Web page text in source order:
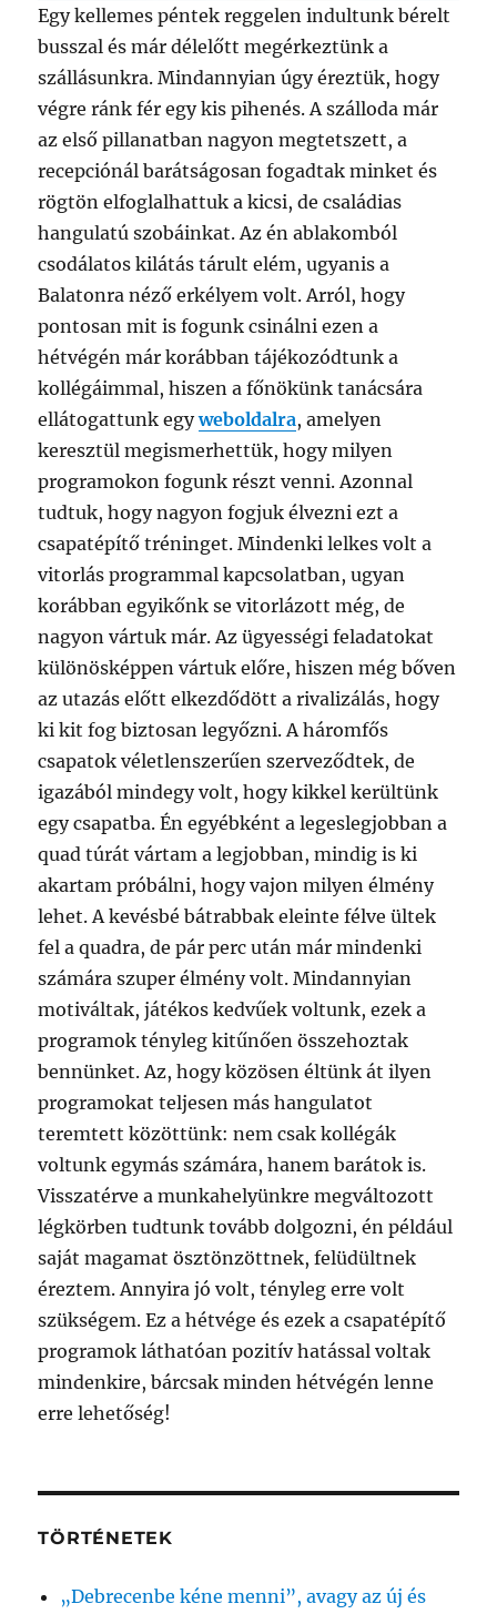
Egy kellemes péntek reggelen indultunk bérelt
busszal és már délelőtt megérkeztünk a
szállásunkra. Mindannyian úgy éreztük, hogy
végre ránk fér egy kis pihenés. A szálloda már
az első pillanatban nagyon megtetszett, a
recepciónál barátságosan fogadtak minket és
rögtön elfoglalhattuk a kicsi, de családias
hangulatú szobáinkat. Az én ablakomból
csodálatos kilátás tárult elém, ugyanis a
Balatonra néző erkélyem volt. Arról, hogy
pontosan mit is fogunk csinálni ezen a
hétvégén már korábban tájékozódtunk a
kollégáimmal, hiszen a főnökünk tanácsára
ellátogattunk egyweboldalra, amelyen
keresztül megismerhettük, hogy milyen
programokon fogunk részt venni. Azonnal
tudtuk, hogy nagyon fogjuk élvezni ezt a
csapatépítő tréninget. Mindenki lelkes volt a
vitorlás programmal kapcsolatban, ugyan
korábban egyikőnk se vitorlázott még, de
nagyon vártuk már. Az ügyességi feladatokat
különösképpen vártuk előre, hiszen még bőven
az utazás előtt elkezdődött a rivalizálás, hogy
ki kit fog biztosan legyőzni. A háromfős
csapatok véletlenszerűen szerveződtek, de
igazából mindegy volt, hogy kikkel kerültünk
egy csapatba. Én egyébként a legeslegjobban a
quad túrát vártam a legjobban, mindig is ki
akartam próbálni, hogy vajon milyen élmény
lehet. A kevésbé bátrabbak eleinte félve ültek
fel a quadra, de pár perc után már mindenki
számára szuper élmény volt. Mindannyian
motiváltak, játékos kedvűek voltunk, ezek a
programok tényleg kitűnően összehoztak
bennünket. Az, hogy közösen éltünk át ilyen
programokat teljesen más hangulatot
teremtett közöttünk: nem csak kollégák
voltunk egymás számára, hanem barátok is.
Visszatérve a munkahelyünkre megváltozott
légkörben tudtunk tovább dolgozni, én például
saját magamat ösztönzöttnek, felüdültnek
éreztem. Annyira jó volt, tényleg erre volt
szükségem. Ez a hétvége és ezek a csapatépítő
programok láthatóan pozitív hatással voltak
mindenkire, bárcsak minden hétvégén lenne
erre lehetőség!
TÖRTÉNETEK
„Debrecenbe kéne menni”, avagy az új és